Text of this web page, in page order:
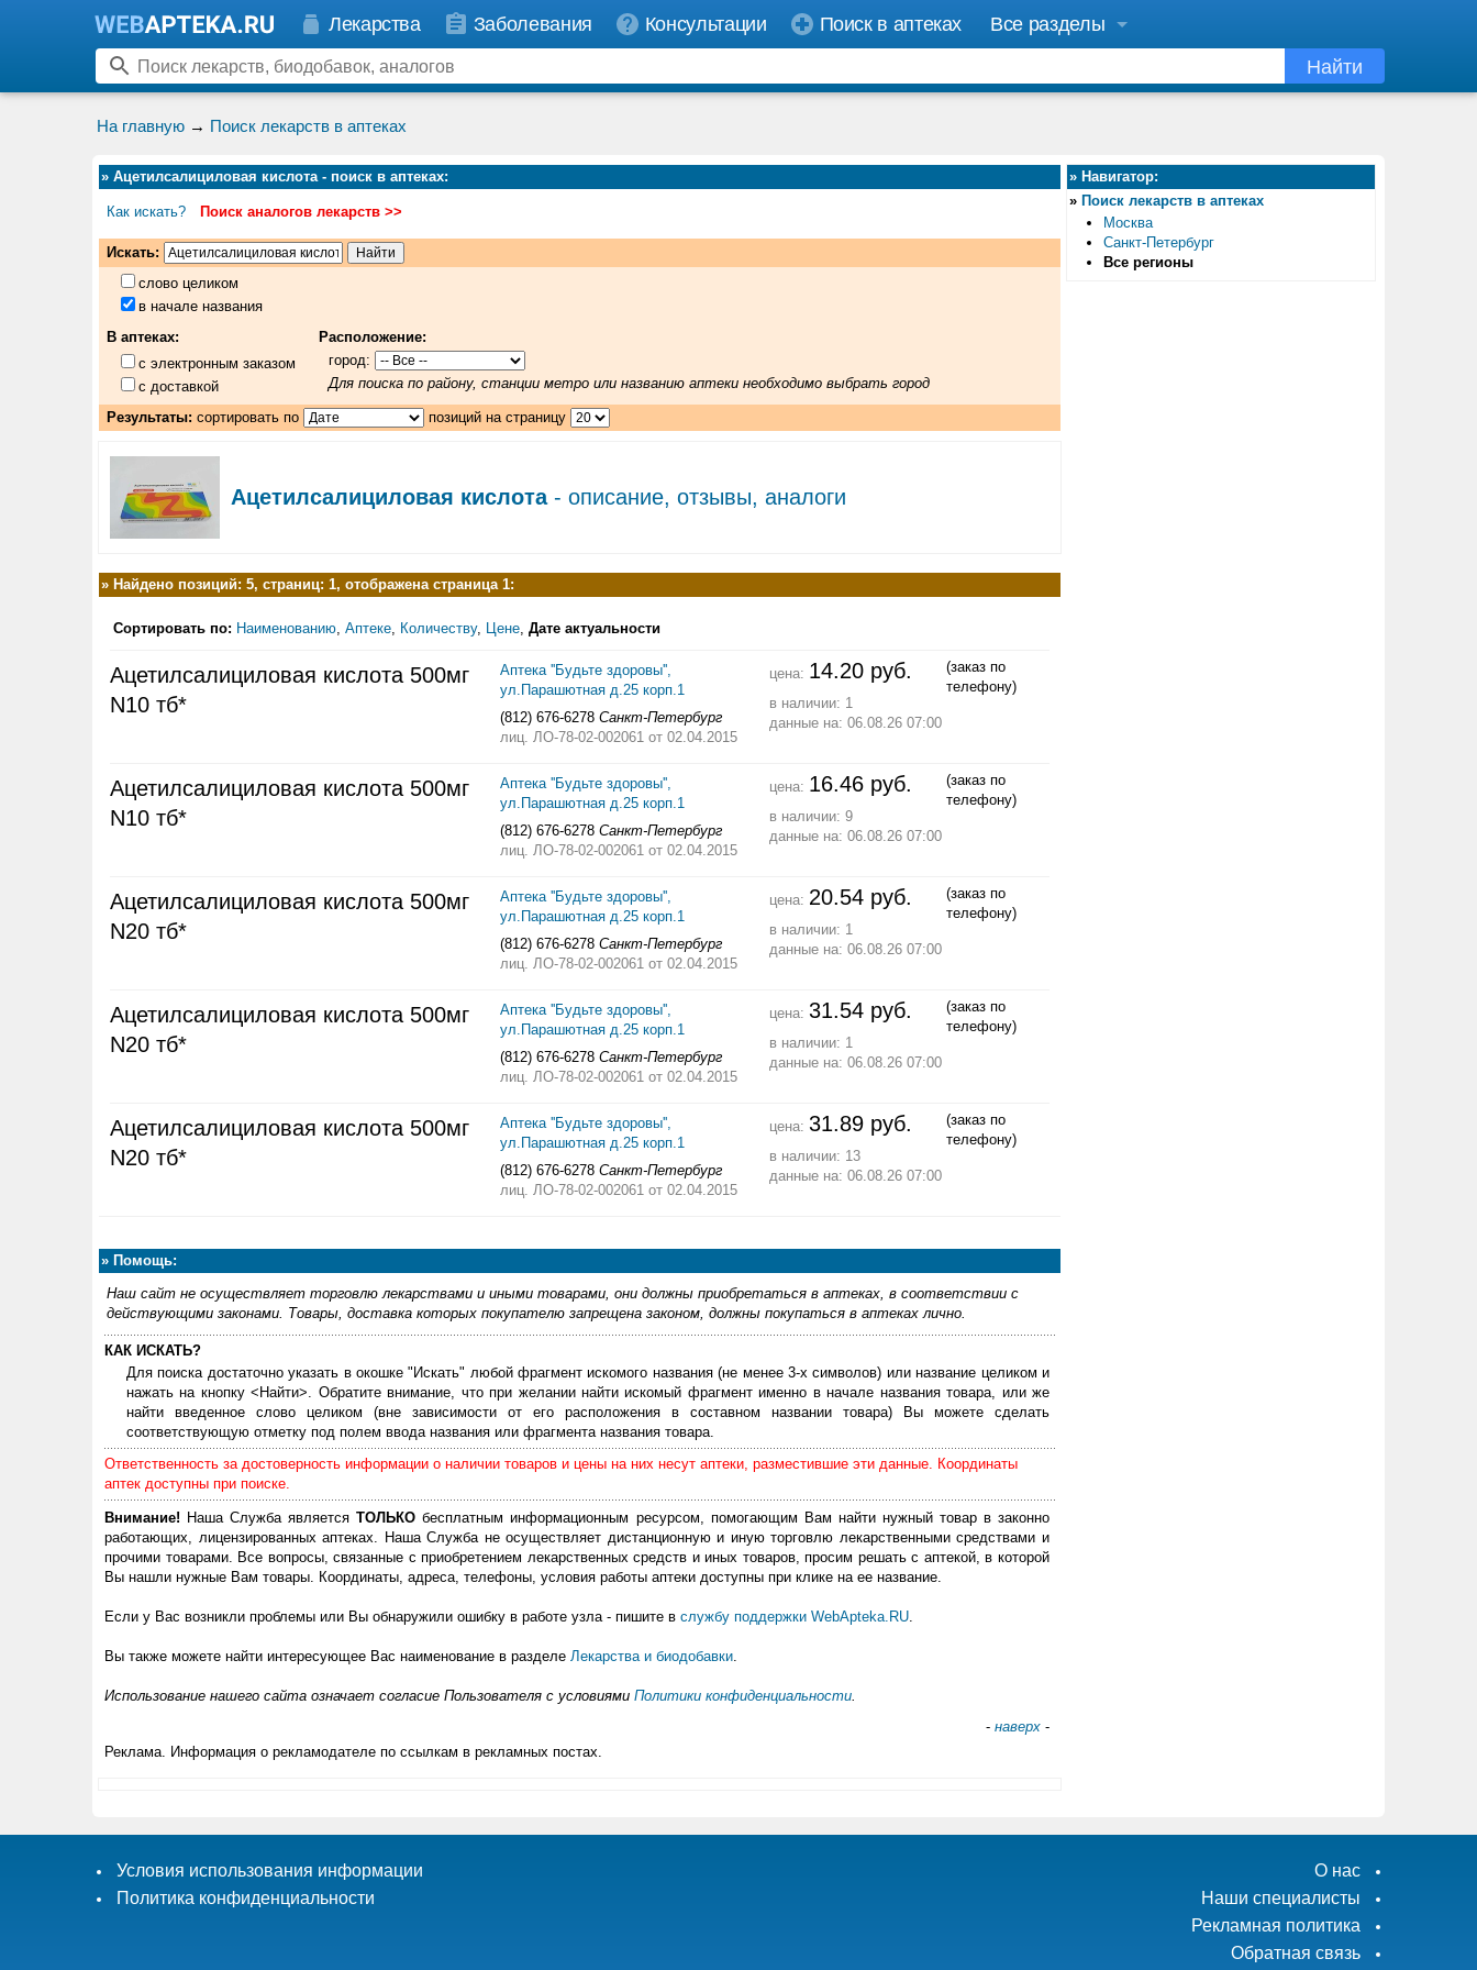
Лекарства Заболевания Консультации Поиск в аптеках
Все разделы
Найти
На главную → Поиск лекарств в аптеках
» Ацетилсалициловая кислота - поиск в аптеках:
Как искать? Поиск аналогов лекарств >>
Искать:
слово целиком
в начале названия
В аптеках:
с электронным заказом
с доставкой
Расположение:
город:
Для поиска по району, станции метро или названию аптеки необходимо выбрать город
Результаты: сортировать по позиций на страницу
Ацетилсалициловая кислота- описание, отзывы, аналоги
» Найдено позиций: 5, страниц: 1, отображена страница 1:
Сортировать по: Наименованию Аптеке Количеству, Цене Дате актуальности
Ацетилсалициловая кислота 500мг
N10 тб*
Аптека ''Будьте здоровы'',
ул.Парашютная д.25 корп.1
(812) 676-6278 Санкт-Петербург
лиц. ЛО-78-02-002061 от 02.04.2015
цена: 14.20 руб.
в наличии: 1
данные на: 06.08.26 07:00
(заказ по
телефону)
Ацетилсалициловая кислота 500мг
N10 тб*
Аптека ''Будьте здоровы'',
ул.Парашютная д.25 корп.1
(812) 676-6278 Санкт-Петербург
лиц. ЛО-78-02-002061 от 02.04.2015
цена: 16.46 руб.
в наличии: 9
данные на: 06.08.26 07:00
(заказ по
телефону)
Ацетилсалициловая кислота 500мг
N20 тб*
Аптека ''Будьте здоровы'',
ул.Парашютная д.25 корп.1
(812) 676-6278 Санкт-Петербург
лиц. ЛО-78-02-002061 от 02.04.2015
цена: 20.54 руб.
в наличии: 1
данные на: 06.08.26 07:00
(заказ по
телефону)
Ацетилсалициловая кислота 500мг
N20 тб*
Аптека ''Будьте здоровы'',
ул.Парашютная д.25 корп.1
(812) 676-6278 Санкт-Петербург
лиц. ЛО-78-02-002061 от 02.04.2015
цена: 31.54 руб.
в наличии: 1
данные на: 06.08.26 07:00
(заказ по
телефону)
Ацетилсалициловая кислота 500мг
N20 тб*
Аптека ''Будьте здоровы'',
ул.Парашютная д.25 корп.1
(812) 676-6278 Санкт-Петербург
лиц. ЛО-78-02-002061 от 02.04.2015
цена: 31.89 руб.
в наличии: 13
данные на: 06.08.26 07:00
(заказ по
телефону)
» Помощь:
Наш сайт не осуществляет торговлю лекарствами и иными товарами, они должны приобретаться в аптеках, в соответствии с
действующими законами. Товары, доставка которых покупателю запрещена законом, должны покупаться в аптеках лично.
КАК ИСКАТЬ?
Для поиска достаточно указать в окошке "Искать" любой фрагмент искомого названия (не менее 3-х символов) или название целиком и
нажать на кнопку <Найти>. Обратите внимание, что при желании найти искомый фрагмент именно в начале названия товара, или же
найти введенное слово целиком (вне зависимости от его расположения в составном названии товара) Вы можете сделать
соответствующую отметку под полем ввода названия или фрагмента названия товара.
Ответственность за достоверность информации о наличии товаров и цены на них несут аптеки, разместившие эти данные. Координаты
аптек доступны при поиске.
Внимание! Наша Служба являетсяТОЛЬКО бесплатным информационным ресурсом, помогающим Вам найти нужный товар в законно
работающих, лицензированных аптеках. Наша Служба не осуществляет дистанционную и иную торговлю лекарственными средствами и
прочими товарами. Все вопросы, связанные с приобретением лекарственных средств и иных товаров, просим решать с аптекой, в которой
Вы нашли нужные Вам товары. Координаты, адреса, телефоны, условия работы аптеки доступны при клике на ее название.
Если у Вас возникли проблемы или Вы обнаружили ошибку в работе узла - пишите в службу поддержки WebApteka.RU
Вы также можете найти интересующее Вас наименование в разделе Лекарства и биодобавки
Использование нашего сайта означает согласие Пользователя с условиями Политики конфиденциальности
- наверх -
Реклама. Информация о рекламодателе по ссылкам в рекламных постах.
» Навигатор:
» Поиск лекарств в аптеках
Москва
Санкт-Петербург
Все регионы
Условия использования информации
Политика конфиденциальности
О нас
Наши специалисты
Рекламная политика
Обратная связь